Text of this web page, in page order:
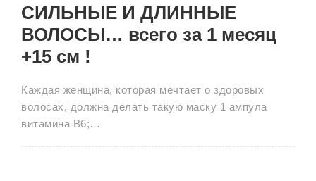
СИЛЬНЫЕ И ДЛИННЫЕ
ВОЛОСЫ… всего за 1 месяц
+15 см !
Каждая женщина, которая мечтает о здоровых
волосах, должна делать такую маску 1 ампула
витамина В6;…